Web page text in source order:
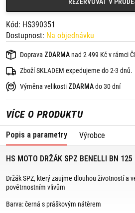
2 x držák indikátorů M8,
1 x držák na reflektor,
Vhodné pro:
Kód: HS390351
Dostupnost: Na objednávku
Doprava ZDARMA nad 2 499 Kč v rámci
Zboží SKLADEM expedujeme do 2-3 dnů.
Výměna velikosti ZDARMAdo 30 dní
VÍCE O PRODUKTU
Popis a parametry Výrobce
HS MOTO DRŽÁK SPZ BENELLI BN
Držák SPZ, který zaujme dlouhou životností a
povětrnostním vlivům
Barva: černá s práškovým nátěrem